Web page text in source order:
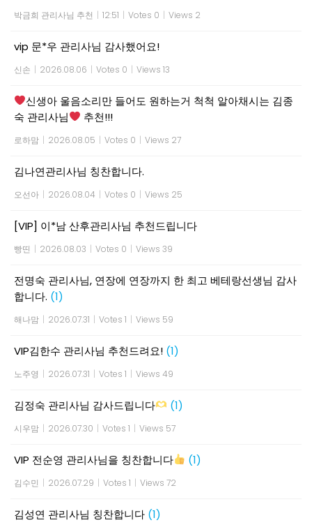
박금희 관리사님 추천 | 12:51 | Votes 0 | Views 2
vip 문*우 관리사님 감사했어요!
신손 | 2026.08.06 | Votes 0 | Views 13
신생아 울음소리만 들어도 원하는거 척척 알아채시는 김종
숙 관리사님
추천!!!
로하맘 | 2026.08.05 | Votes 0 | Views 27
김나연관리사님 칭찬합니다.
오선아 | 2026.08.04 | Votes 0 | Views 25
[VIP] 이*남 산후관리사님 추천드립니다
빵띤 | 2026.08.03 | Votes 0 | Views 39
전명숙 관리사님, 연장에 연장까지 한 최고 베테랑선생님 감사
합니다. (1)
해나맘 | 2026.07.31 | Votes 1 | Views 59
VIP김한수 관리사님 추천드려요! (1)
노주영 | 2026.07.31 | Votes 1 | Views 49
김정숙 관리사님 감사드립니다 (1)
시우맘 | 2026.07.30 | Votes 1 | Views 57
VIP 전순영 관리사님을 칭찬합니다 (1)
김수민 | 2026.07.29 | Votes 1 | Views 72
김성연 관리사님 칭찬합니다 (1)